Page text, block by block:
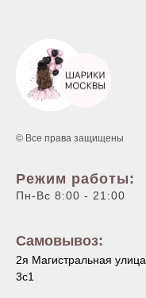
© Все права защищены
Режим работы:
Пн-Вс 8:00 - 21:00
Самовывоз:
2я Магистральная улица
3с1